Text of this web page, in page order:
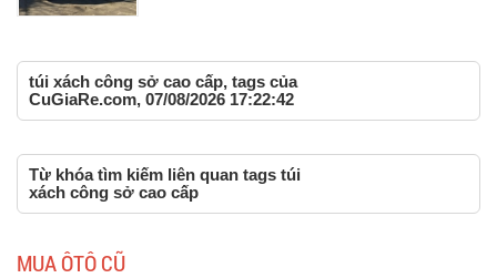
túi xách công sở cao cấp, tags của
CuGiaRe.com, 07/08/2026 17:22:42
Từ khóa tìm kiếm liên quan tags túi
xách công sở cao cấp
MUA ÔTÔ CŨ